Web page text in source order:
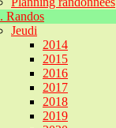
Randos
Jeudi
2014
2015
2016
2017
2018
2019